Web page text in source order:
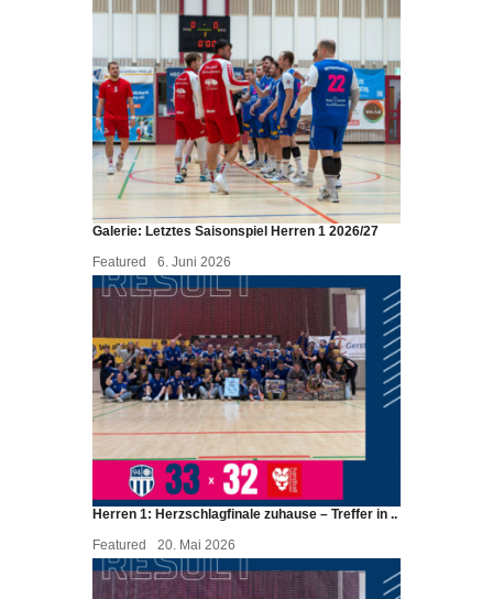
Galerie: Letztes Saisonspiel Herren 1 2026/27
Featured
6. Juni 2026
Herren 1: Herzschlagfinale zuhause – Treffer in ..
Featured
20. Mai 2026